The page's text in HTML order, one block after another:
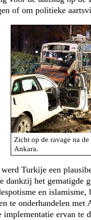
of om politieke
Zicht op de ravage na
Ankara.
Turkije een
dankzij het gematigde
en islamisme,
te onderhandelen
implementatie ervan te